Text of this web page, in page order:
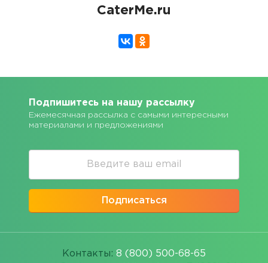
CaterMe.ru
Подпишитесь на нашу рассылку
Ежемесячная рассылка с самыми интересными
материалами и предложениями
Подписаться
Контакты: 8 (800) 500-68-65